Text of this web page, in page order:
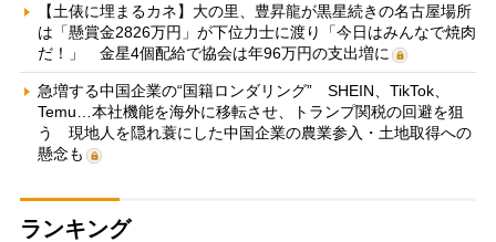
【土俵に埋まるカネ】大の里、豊昇龍が黒星続きの名古屋場所
は「懸賞金2826万円」が下位力士に渡り「今日はみんなで焼肉
だ！」 金星4個配給で協会は年96万円の支出増に
急増する中国企業の“国籍ロンダリング” SHEIN、TikTok、
Temu…本社機能を海外に移転させ、トランプ関税の回避を狙
う 現地人を隠れ蓑にした中国企業の農業参入・土地取得への
懸念も
ランキング